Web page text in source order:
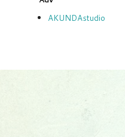
AKUNDAstudio